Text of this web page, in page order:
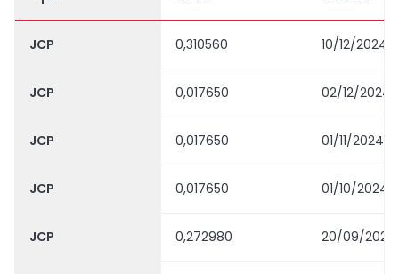
JCP 0,310560 10/12/2024
JCP 0,017650 02/12/2024
JCP 0,017650 01/11/2024
JCP 0,017650 01/10/2024
JCP 0,272980 20/09/2024